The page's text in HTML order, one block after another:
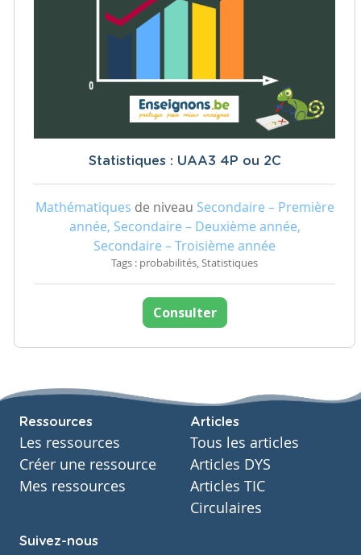
Statistiques : UAA3 4P ou 2C
Mathématiques de niveau Secondaire – Première
année, Secondaire – Deuxième année,
Secondaire – Troisième année
Tags : probabilités, Statistiques
Consulter
Ressources
Les ressources
Créer une ressource
Mes ressources
Articles
Tous les articles
Articles DYS
Articles TIC
Circulaires
Suivez-nous